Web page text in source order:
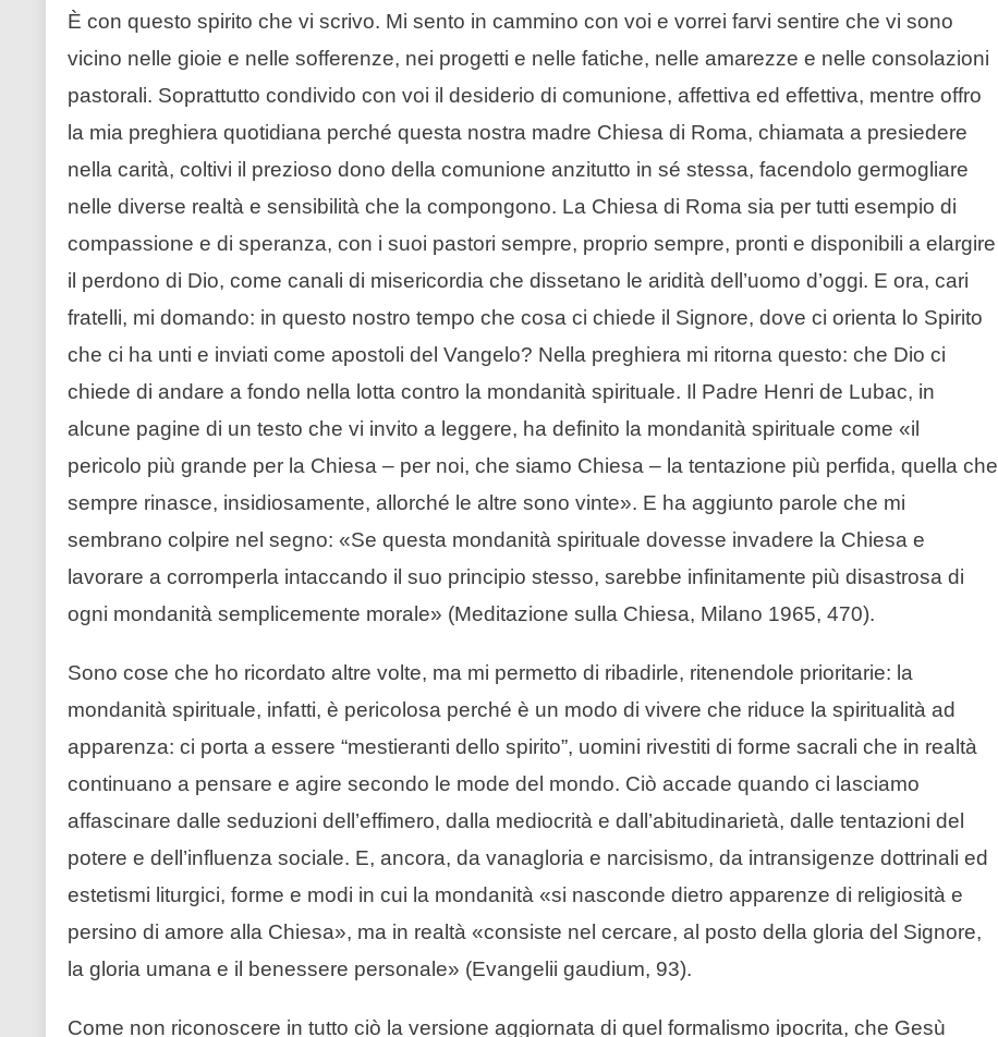
È con questo spirito che vi scrivo. Mi sento in cammino con voi e vorrei farvi sentire che vi sono
vicino nelle gioie e nelle sofferenze, nei progetti e nelle fatiche, nelle amarezze e nelle consolazioni
pastorali. Soprattutto condivido con voi il desiderio di comunione, affettiva ed effettiva, mentre offro
la mia preghiera quotidiana perché questa nostra madre Chiesa di Roma, chiamata a presiedere
nella carità, coltivi il prezioso dono della comunione anzitutto in sé stessa, facendolo germogliare
nelle diverse realtà e sensibilità che la compongono. La Chiesa di Roma sia per tutti esempio di
compassione e di speranza, con i suoi pastori sempre, proprio sempre, pronti e disponibili a elargire
il perdono di Dio, come canali di misericordia che dissetano le aridità dell’uomo d’oggi. E ora, cari
fratelli, mi domando: in questo nostro tempo che cosa ci chiede il Signore, dove ci orienta lo Spirito
che ci ha unti e inviati come apostoli del Vangelo? Nella preghiera mi ritorna questo: che Dio ci
chiede di andare a fondo nella lotta contro la mondanità spirituale. Il Padre Henri de Lubac, in
alcune pagine di un testo che vi invito a leggere, ha definito la mondanità spirituale come «il
pericolo più grande per la Chiesa – per noi, che siamo Chiesa – la tentazione più perfida, quella che
sempre rinasce, insidiosamente, allorché le altre sono vinte». E ha aggiunto parole che mi
sembrano colpire nel segno: «Se questa mondanità spirituale dovesse invadere la Chiesa e
lavorare a corromperla intaccando il suo principio stesso, sarebbe infinitamente più disastrosa di
ogni mondanità semplicemente morale» (Meditazione sulla Chiesa, Milano 1965, 470).
Sono cose che ho ricordato altre volte, ma mi permetto di ribadirle, ritenendole prioritarie: la
mondanità spirituale, infatti, è pericolosa perché è un modo di vivere che riduce la spiritualità ad
apparenza: ci porta a essere “mestieranti dello spirito”, uomini rivestiti di forme sacrali che in realtà
continuano a pensare e agire secondo le mode del mondo. Ciò accade quando ci lasciamo
affascinare dalle seduzioni dell’effimero, dalla mediocrità e dall’abitudinarietà, dalle tentazioni del
potere e dell’influenza sociale. E, ancora, da vanagloria e narcisismo, da intransigenze dottrinali ed
estetismi liturgici, forme e modi in cui la mondanità «si nasconde dietro apparenze di religiosità e
persino di amore alla Chiesa», ma in realtà «consiste nel cercare, al posto della gloria del Signore,
la gloria umana e il benessere personale» (Evangelii gaudium, 93).
Come non riconoscere in tutto ciò la versione aggiornata di quel formalismo ipocrita, che Gesù